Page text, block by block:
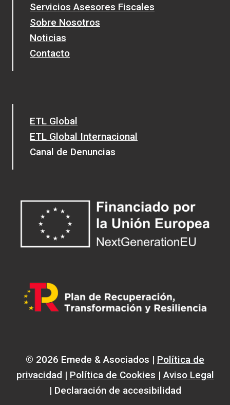
Servicios Asesores Fiscales
Sobre Nosotros
Noticias
Contacto
ETL Global
ETL Global Internacional
Canal de Denuncias
© 2026 Emede & Asociados | Política de
privacidad | Política de Cookies |Aviso Legal
| Declaración de accesibilidad